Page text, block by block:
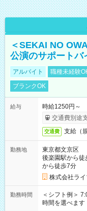
＜SEKAI NO
公演のサポートバ
アルバイト 職種未経験
ブランクOK
給与
時給1250円～
交通費別途
交通費 支給（
勤務地
東京都文京区
後楽園駅から徒
から徒歩7分
株式会社ラ
勤務時間
＜シフト例＞ 7:00～
時間を選べま